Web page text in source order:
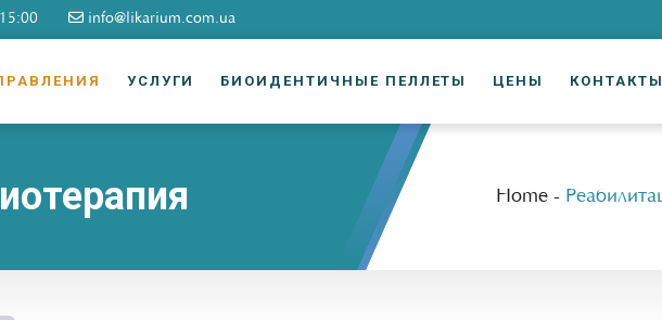
info@likarium.com.ua
УСЛУГИ БИОИДЕНТИЧНЫЕ ПЕЛЛЕТЫ ЦЕНЫ КОНТАКТЫ
Home -